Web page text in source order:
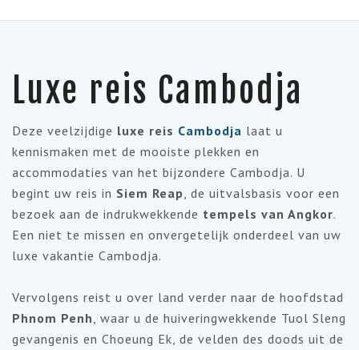
Luxe reis Cambodja
Deze veelzijdige luxe reis Cambodja laat u
kennismaken met de mooiste plekken en
accommodaties van het bijzondere Cambodja. U
begint uw reis in Siem Reap, de uitvalsbasis voor een
bezoek aan de indrukwekkende tempels van Angkor.
Een niet te missen en onvergetelijk onderdeel van uw
luxe vakantie Cambodja.
Vervolgens reist u over land verder naar de hoofdstad
Phnom Penh, waar u de huiveringwekkende Tuol Sleng
gevangenis en Choeung Ek, de velden des doods uit de